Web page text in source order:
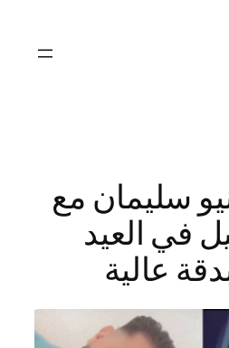
سليمان مع
في العيد